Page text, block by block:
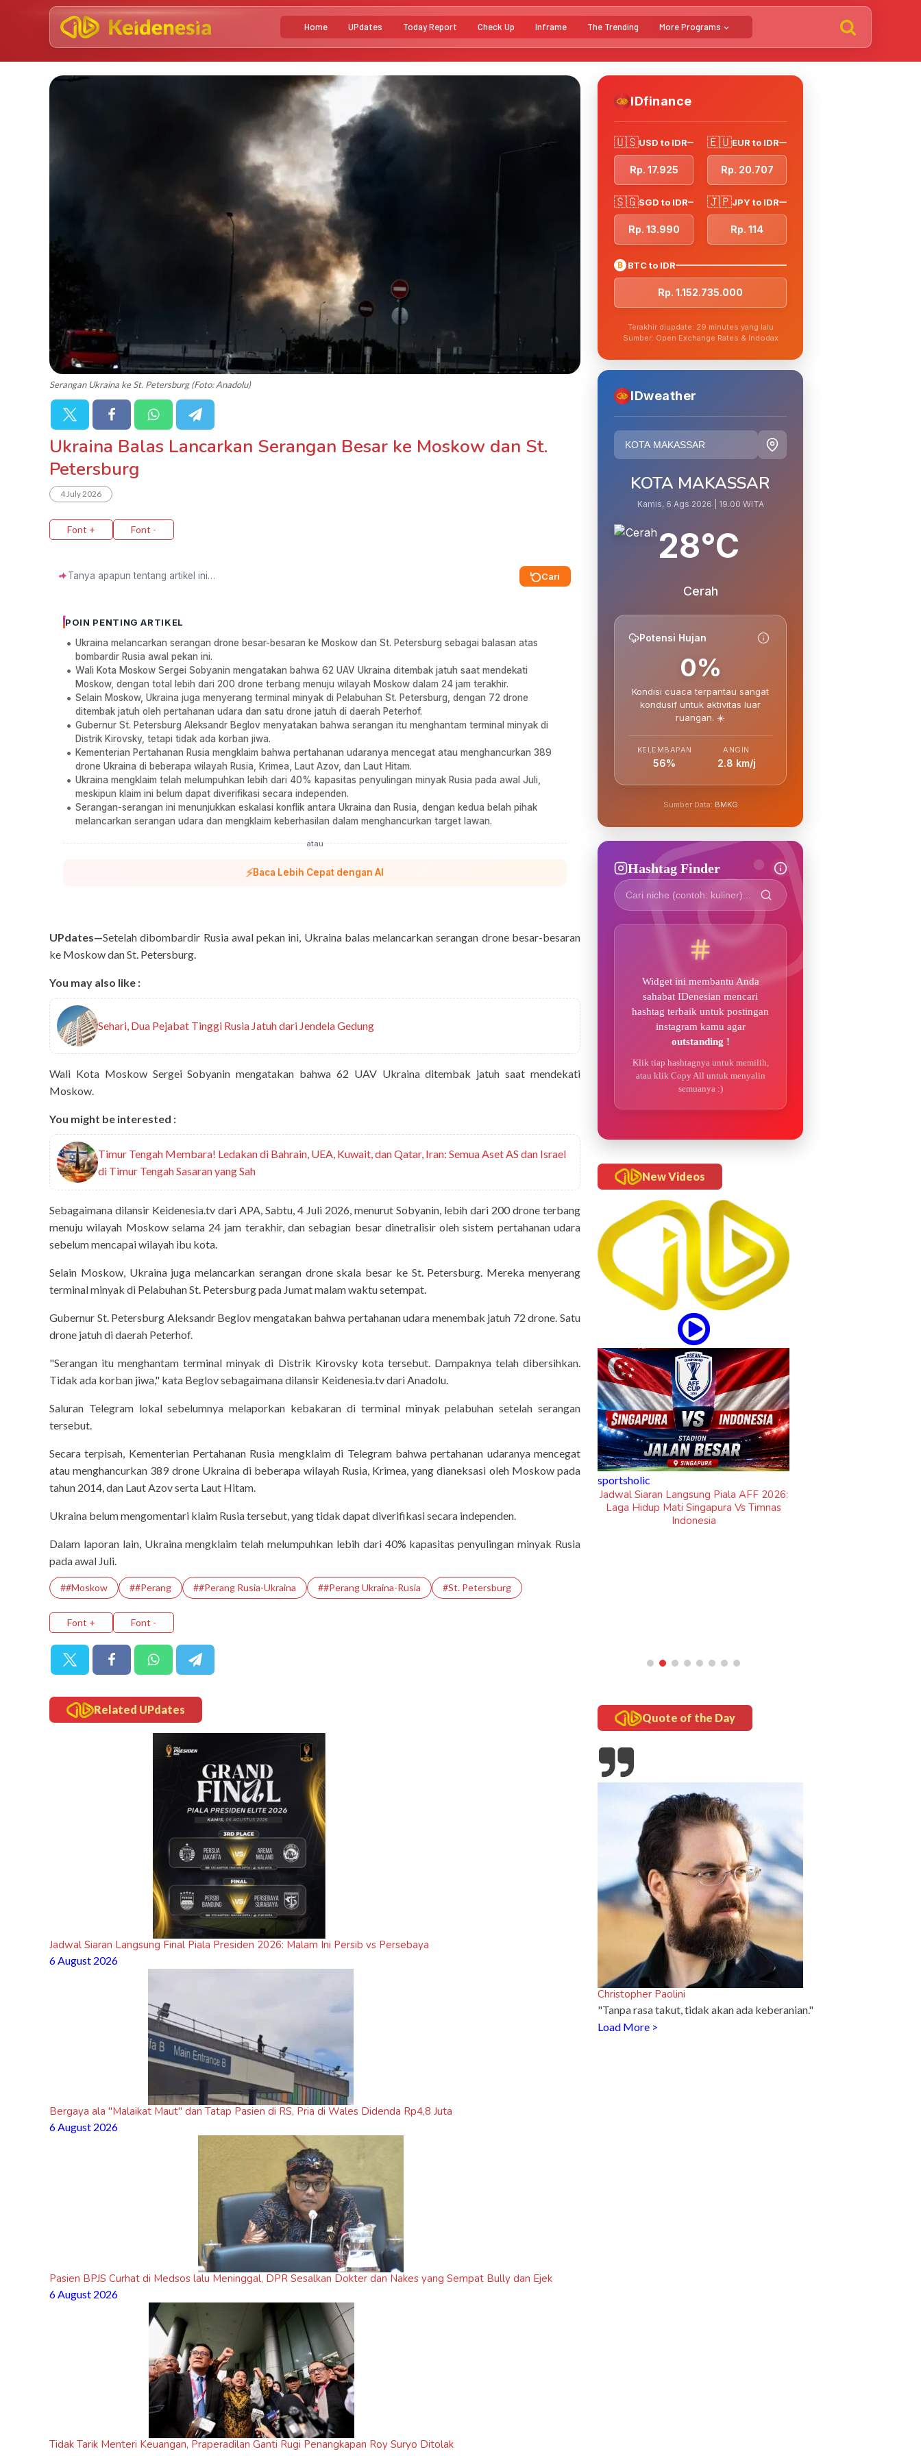
Home UPdates Today Report Check Up Inframe The Trending More Programs
Serangan Ukraina ke St. Petersburg (Foto: Anadolu)
Ukraina Balas Lancarkan Serangan Besar ke Moskow dan St.
Petersburg
4 July 2026
Font + Font -
✦ Cari
POIN PENTING ARTIKEL
Ukraina melancarkan serangan drone besar-besaran ke Moskow dan St. Petersburg sebagai balasan atas
bombardir Rusia awal pekan ini.
Wali Kota Moskow Sergei Sobyanin mengatakan bahwa 62 UAV Ukraina ditembak jatuh saat mendekati
Moskow, dengan total lebih dari 200 drone terbang menuju wilayah Moskow dalam 24 jam terakhir.
Selain Moskow, Ukraina juga menyerang terminal minyak di Pelabuhan St. Petersburg, dengan 72 drone
ditembak jatuh oleh pertahanan udara dan satu drone jatuh di daerah Peterhof.
Gubernur St. Petersburg Aleksandr Beglov menyatakan bahwa serangan itu menghantam terminal minyak di
Distrik Kirovsky, tetapi tidak ada korban jiwa.
Kementerian Pertahanan Rusia mengklaim bahwa pertahanan udaranya mencegat atau menghancurkan 389
drone Ukraina di beberapa wilayah Rusia, Krimea, Laut Azov, dan Laut Hitam.
Ukraina mengklaim telah melumpuhkan lebih dari 40% kapasitas penyulingan minyak Rusia pada awal Juli,
meskipun klaim ini belum dapat diverifikasi secara independen.
Serangan-serangan ini menunjukkan eskalasi konflik antara Ukraina dan Rusia, dengan kedua belah pihak
melancarkan serangan udara dan mengklaim keberhasilan dalam menghancurkan target lawan.
atau
⚡Baca Lebih Cepat dengan AI
UPdates—Setelah dibombardir Rusia awal pekan ini, Ukraina balas melancarkan serangan drone besar-besaran
ke Moskow dan St. Petersburg.
You may also like :
Sehari, Dua Pejabat Tinggi Rusia Jatuh dari Jendela Gedung
Wali Kota Moskow Sergei Sobyanin mengatakan bahwa 62 UAV Ukraina ditembak jatuh saat mendekati
Moskow.
You might be interested :
Timur Tengah Membara! Ledakan di Bahrain, UEA, Kuwait, dan Qatar, Iran: Semua Aset AS dan Israel
di Timur Tengah Sasaran yang Sah
Sebagaimana dilansir Keidenesia.tv dari APA, Sabtu, 4 Juli 2026, menurut Sobyanin, lebih dari 200 drone terbang
menuju wilayah Moskow selama 24 jam terakhir, dan sebagian besar dinetralisir oleh sistem pertahanan udara
sebelum mencapai wilayah ibu kota.
Selain Moskow, Ukraina juga melancarkan serangan drone skala besar ke St. Petersburg. Mereka menyerang
terminal minyak di Pelabuhan St. Petersburg pada Jumat malam waktu setempat.
Gubernur St. Petersburg Aleksandr Beglov mengatakan bahwa pertahanan udara menembak jatuh 72 drone. Satu
drone jatuh di daerah Peterhof.
"Serangan itu menghantam terminal minyak di Distrik Kirovsky kota tersebut. Dampaknya telah dibersihkan.
Tidak ada korban jiwa," kata Beglov sebagaimana dilansir Keidenesia.tv dari Anadolu.
Saluran Telegram lokal sebelumnya melaporkan kebakaran di terminal minyak pelabuhan setelah serangan
tersebut.
Secara terpisah, Kementerian Pertahanan Rusia mengklaim di Telegram bahwa pertahanan udaranya mencegat
atau menghancurkan 389 drone Ukraina di beberapa wilayah Rusia, Krimea, yang dianeksasi oleh Moskow pada
tahun 2014, dan Laut Azov serta Laut Hitam.
Ukraina belum mengomentari klaim Rusia tersebut, yang tidak dapat diverifikasi secara independen.
Dalam laporan lain, Ukraina mengklaim telah melumpuhkan lebih dari 40% kapasitas penyulingan minyak Rusia
pada awal Juli.
##Moskow ##Perang ##Perang Rusia-Ukraina ##Perang Ukraina-Rusia #St. Petersburg
Font + Font -
Related UPdates
Jadwal Siaran Langsung Final Piala Presiden 2026: Malam Ini Persib vs Persebaya
6 August 2026
Bergaya ala "Malaikat Maut" dan Tatap Pasien di RS, Pria di Wales Didenda Rp4,8 Juta
6 August 2026
Pasien BPJS Curhat di Medsos lalu Meninggal, DPR Sesalkan Dokter dan Nakes yang Sempat Bully dan Ejek
6 August 2026
Tidak Tarik Menteri Keuangan, Praperadilan Ganti Rugi Penangkapan Roy Suryo Ditolak
IDfinance
🇺🇸USD to IDR
Rp. 17.925
🇪🇺EUR to IDR
Rp. 20.707
🇸🇬SGD to IDR
Rp. 13.990
🇯🇵JPY to IDR
Rp. 114
₿ BTC to IDR
Rp. 1.152.735.000
Terakhir diupdate: 29 minutes yang lalu
Sumber: Open Exchange Rates & Indodax
IDweather
KOTA MAKASSAR
Kamis, 6 Ags 2026 | 19.00 WITA
28°C
Cerah
Potensi Hujan
0%
Kondisi cuaca terpantau sangat
kondusif untuk aktivitas luar
ruangan. ☀️
KELEMBAPAN
56%
ANGIN
2.8 km/j
Sumber Data: BMKG
Hashtag Finder
Widget ini membantu Anda
sahabat IDenesian mencari
hashtag terbaik untuk postingan
instagram kamu agar
outstanding !
Klik tiap hashtagnya untuk memilih,
atau klik Copy All untuk menyalin
semuanya :)
New Videos
today-report
Menteri Lingkungan Hidup Puji
sportsholic
Jadwal Siaran Langsung Piala AFF 2026:
Laga Hidup Mati Singapura Vs Timnas
Quote of the Day
Christopher Paolini
"Tanpa rasa takut, tidak akan ada keberanian."
Load More >